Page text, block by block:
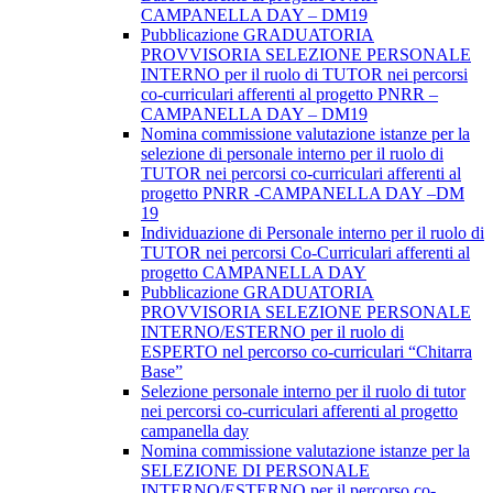
CAMPANELLA DAY – DM19
Pubblicazione GRADUATORIA
PROVVISORIA SELEZIONE PERSONALE
INTERNO per il ruolo di TUTOR nei percorsi
co-curriculari afferenti al progetto PNRR –
CAMPANELLA DAY – DM19
Nomina commissione valutazione istanze per la
selezione di personale interno per il ruolo di
TUTOR nei percorsi co-curriculari afferenti al
progetto PNRR -CAMPANELLA DAY –DM
19
Individuazione di Personale interno per il ruolo di
TUTOR nei percorsi Co-Curriculari afferenti al
progetto CAMPANELLA DAY
Pubblicazione GRADUATORIA
PROVVISORIA SELEZIONE PERSONALE
INTERNO/ESTERNO per il ruolo di
ESPERTO nel percorso co-curriculari “Chitarra
Base”
Selezione personale interno per il ruolo di tutor
nei percorsi co-curriculari afferenti al progetto
campanella day
Nomina commissione valutazione istanze per la
SELEZIONE DI PERSONALE